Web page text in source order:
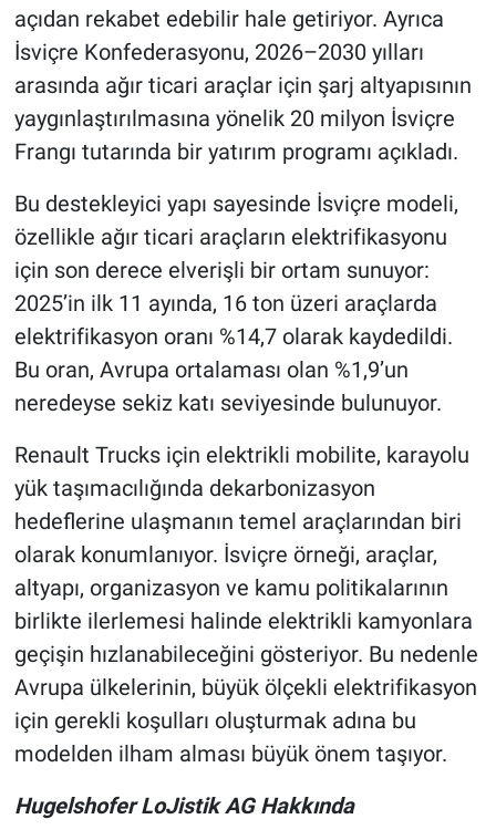
açıdan rekabet edebilir hale getiriyor. Ayrıca
İsviçre Konfederasyonu, 2026–2030 yılları
arasında ağır ticari araçlar için şarj altyapısının
yaygınlaştırılmasına yönelik 20 milyon İsviçre
Frangı tutarında bir yatırım programı açıkladı.
Bu destekleyici yapı sayesinde İsviçre modeli,
özellikle ağır ticari araçların elektrifikasyonu
için son derece elverişli bir ortam sunuyor:
2025’in ilk 11 ayında, 16 ton üzeri araçlarda
elektrifikasyon oranı %14,7 olarak kaydedildi.
Bu oran, Avrupa ortalaması olan %1,9’un
neredeyse sekiz katı seviyesinde bulunuyor.
Renault Trucks için elektrikli mobilite, karayolu
yük taşımacılığında dekarbonizasyon
hedeflerine ulaşmanın temel araçlarından biri
olarak konumlanıyor. İsviçre örneği, araçlar,
altyapı, organizasyon ve kamu politikalarının
birlikte ilerlemesi halinde elektrikli kamyonlara
geçişin hızlanabileceğini gösteriyor. Bu nedenle
Avrupa ülkelerinin, büyük ölçekli elektrifikasyon
için gerekli koşulları oluşturmak adına bu
modelden ilham alması büyük önem taşıyor.
Hugelshofer LoJistik AG Hakkında